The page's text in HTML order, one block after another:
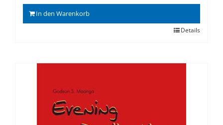
In den Warenkorb
Details